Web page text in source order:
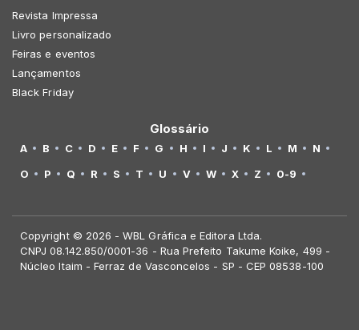
Revista Impressa
Livro personalizado
Feiras e eventos
Lançamentos
Black Friday
Glossário
A B C D E F G H I J K L M
N
O
P Q R S T U V W X Z 0-9
Copyright © 2026 - WBL Gráfica e Editora Ltda.
CNPJ 08.142.850/0001-36 - Rua Prefeito Takume Koike, 499 -
Núcleo Itaim - Ferraz de Vasconcelos - SP - CEP 08538-100